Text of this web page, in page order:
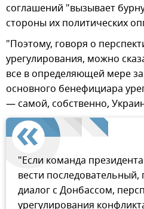
соглашений "вызывает
стороны их политических
"Поэтому, говоря о
урегулирования, можно
все в определяющей мере
основного бенефициара
— самой, собственно,
"Если команда
вести
диалог с Донбассом,
урегулирования